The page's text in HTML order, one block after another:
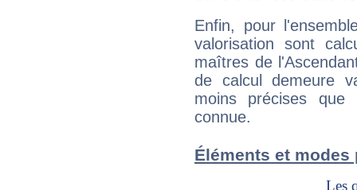
Enfin, pour
valorisation sont
maîtres de
de calcul demeure
moins précises que
connue.
Éléments et modes